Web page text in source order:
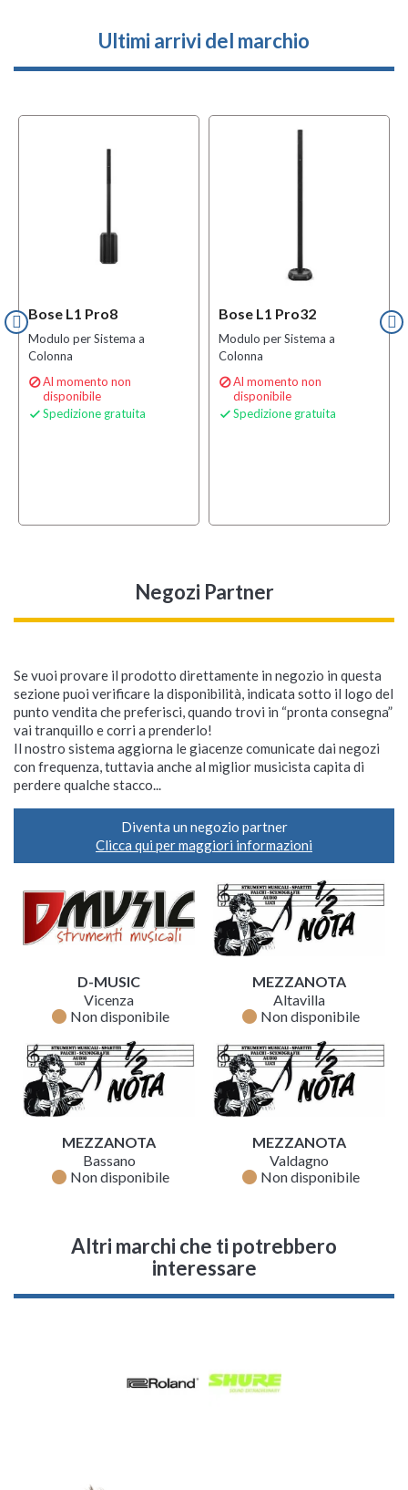
Ultimi arrivi del marchio
Bose L1 Pro8
Modulo per Sistema a
Colonna
Al momento non
disponibile
 Spedizione gratuita
Bose L1 Pro32
Modulo per Sistema a
Colonna
Al momento non
disponibile
 Spedizione gratuita
Negozi Partner
Se vuoi provare il prodotto direttamente in negozio in questa
sezione puoi verificare la disponibilità, indicata sotto il logo del
punto vendita che preferisci, quando trovi in “pronta consegna”
vai tranquillo e corri a prenderlo!
Il nostro sistema aggiorna le giacenze comunicate dai negozi
con frequenza, tuttavia anche al miglior musicista capita di
perdere qualche stacco...
Diventa un negozio partner
Clicca qui per maggiori informazioni
D-MUSIC
Vicenza
fiber_manual_record Non disponibile
MEZZANOTA
Altavilla
fiber_manual_record Non disponibile
MEZZANOTA
Bassano
fiber_manual_record Non disponibile
MEZZANOTA
Valdagno
fiber_manual_record Non disponibile
Altri marchi che ti potrebbero
interessare